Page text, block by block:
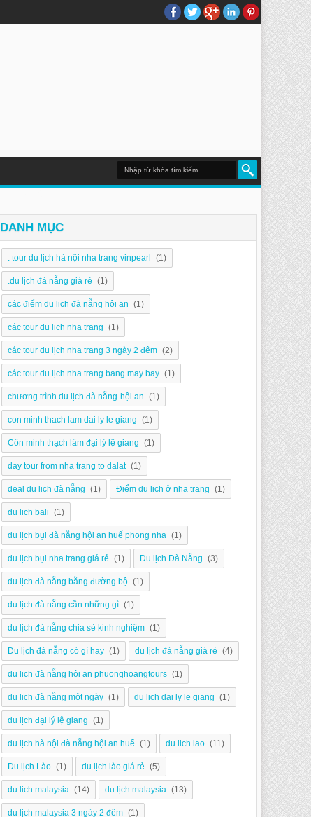
DANH MỤC
. tour du lịch hà nội nha trang vinpearl (1)
.du lịch đà nẵng giá rẻ (1)
các điểm du lịch đà nẵng hội an (1)
các tour du lịch nha trang (1)
các tour du lịch nha trang 3 ngày 2 đêm (2)
các tour du lịch nha trang bang may bay (1)
chương trình du lịch đà nẵng-hội an (1)
con minh thach lam dai ly le giang (1)
Côn minh thạch lâm đại lý lệ giang (1)
day tour from nha trang to dalat (1)
deal du lịch đà nẵng (1) Điểm du lịch ở nha trang (1)
du lich bali (1)
du lịch bụi đà nẵng hội an huế phong nha (1)
du lịch bụi nha trang giá rẻ (1) Du lịch Đà Nẵng (3)
du lịch đà nẵng bằng đường bộ (1)
du lịch đà nẵng cần những gì (1)
du lịch đà nẵng chia sẻ kinh nghiệm (1)
Du lịch đà nẵng có gì hay (1) du lịch đà nẵng giá rẻ (4)
du lịch đà nẵng hội an phuonghoangtours (1)
du lịch đà nẵng một ngày (1) du lịch dai ly le giang (1)
du lịch đại lý lệ giang (1)
du lịch hà nội đà nẵng hội an huế (1) du lich lao (11)
Du lịch Lào (1) du lịch lào giá rẻ (5)
du lich malaysia (14) du lịch malaysia (13)
du lịch malaysia 3 ngày 2 đêm (1)